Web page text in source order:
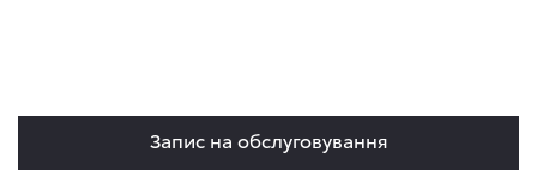
Запис на обслуговування